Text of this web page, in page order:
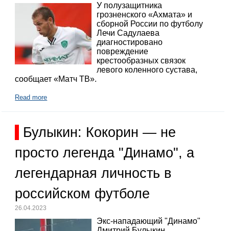
У полузащитника
грозненского «Ахмата» и
сборной России по футболу
Лечи Садулаева
диагностировано
повреждение
крестообразных связок
левого коленного сустава,
сообщает «Матч ТВ».
Read more
Булыкин: Кокорин — не
просто легенда "Динамо", а
легендарная личность в
российском футболе
26.04.2023
Экс-нападающий "Динамо"